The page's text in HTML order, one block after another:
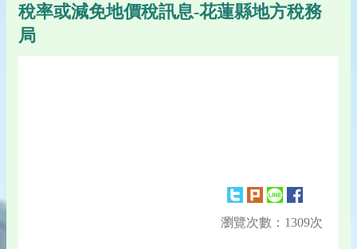
稅率或減免地價稅訊息-花蓮縣地方稅務
局
瀏覽次數：1309次